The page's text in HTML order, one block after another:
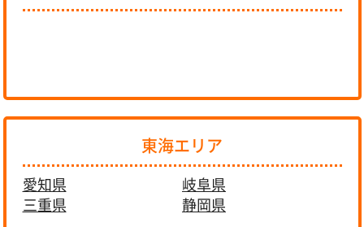
東海エリア
愛知県
岐阜県
三重県
静岡県